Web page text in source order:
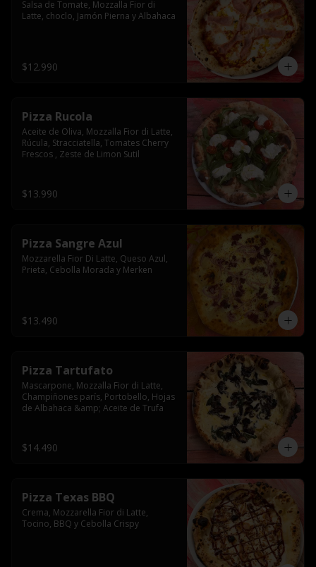
Salsa de Tomate, Mozzalla Fior di
Latte, choclo, Jamón Pierna y Albahaca
$12.990
Pizza Rucola
Aceite de Oliva, Mozzalla Fior di Latte,
Rúcula, Stracciatella, Tomates Cherry
Frescos , Zeste de Limon Sutil
$13.990
Pizza Sangre Azul
Mozzarella Fior Di Latte, Queso Azul,
Prieta, Cebolla Morada y Merken
$13.490
Pizza Tartufato
Mascarpone, Mozzalla Fior di Latte,
Champiñones parís, Portobello, Hojas
de Albahaca &amp; Aceite de Trufa
$14.490
Pizza Texas BBQ
Crema, Mozzarella Fior di Latte,
Tocino, BBQ y Cebolla Crispy